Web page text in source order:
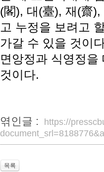
(閣), 대(臺), 재(齋
고 누정을 보려고
가갈 수 있을 것이
면앙정과 식영정
것이다.
엮인글 :
https://
목록